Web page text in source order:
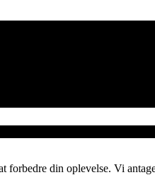
forbedre din oplevelse. Vi